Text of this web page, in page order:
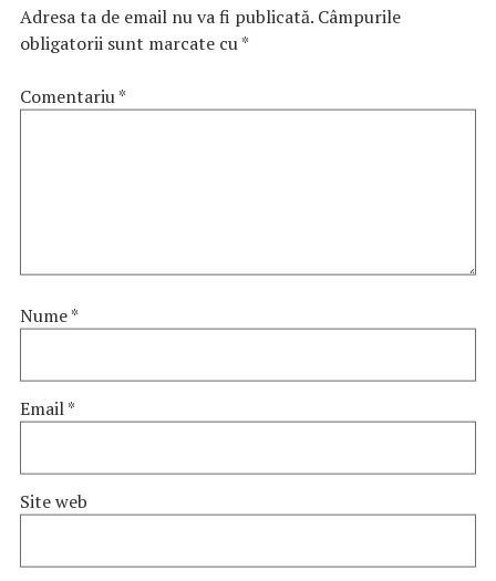
Adresa ta de email nu va fi publicată. Câmpurile
obligatorii sunt marcate cu*
Comentariu*
Nume*
Email*
Site web